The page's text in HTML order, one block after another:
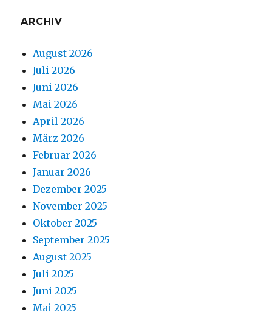
ARCHIV
August 2026
Juli 2026
Juni 2026
Mai 2026
April 2026
März 2026
Februar 2026
Januar 2026
Dezember 2025
November 2025
Oktober 2025
September 2025
August 2025
Juli 2025
Juni 2025
Mai 2025